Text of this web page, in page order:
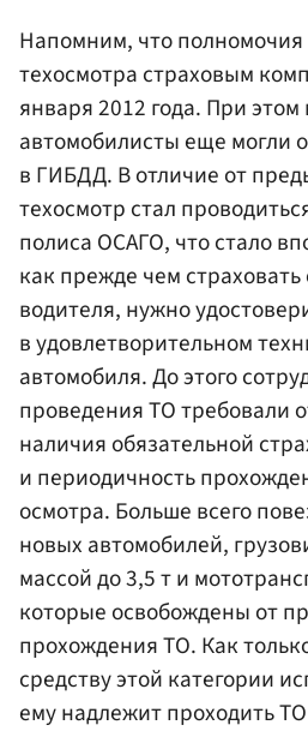
Напомним, что
техосмотра страховым
января 2012 года. При этом
автомобилисты еще могли
в ГИБДД. В отличие от
техосмотр стал
полиса ОСАГО, что стало
как прежде чем страховать
водителя, нужно
в удовлетворительном
автомобиля. До этого
проведения ТО требовали
наличия обязательной
и периодичность
осмотра. Больше всего
новых автомобилей,
массой до 3,5 т и
которые освобождены от
прохождения ТО. Как
средству этой категории
ему надлежит проходить